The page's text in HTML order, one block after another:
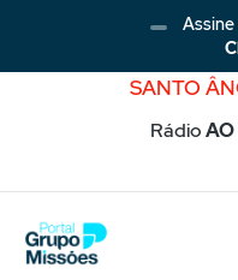
Assine
SANTO
Rádio